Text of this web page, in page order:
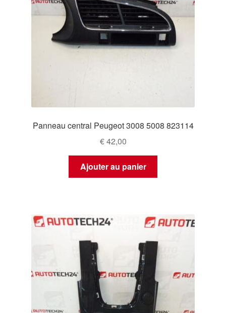
Panneau central Peugeot 3008 5008 823114
€42,00
Ajouter au panier